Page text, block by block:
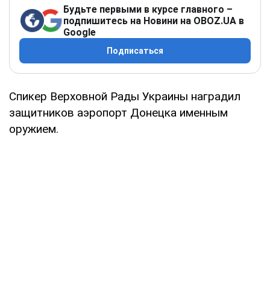
Будьте первыми в курсе главного –
подпишитесь на Новини на OBOZ.UA в
Google
Подписаться
Спикер Верховной Рады Украины наградил
защитников аэропорт Донецка именным
оружием.